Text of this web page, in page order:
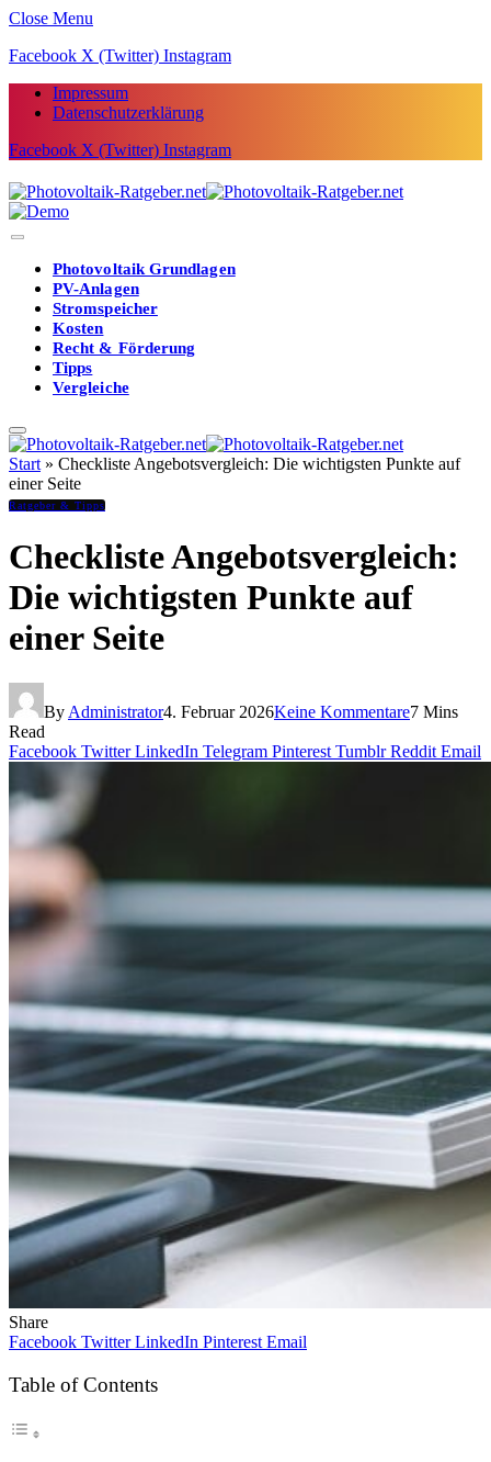
Close Menu
Facebook X (Twitter) Instagram
Impressum
Datenschutzerklärung
Facebook X (Twitter) Instagram
Photovoltaik Grundlagen
PV-Anlagen
Stromspeicher
Kosten
Recht & Förderung
Tipps
Vergleiche
Start » Checkliste Angebotsvergleich: Die wichtigsten Punkte auf
einer Seite
Ratgeber & Tipps
Checkliste Angebotsvergleich:
Die wichtigsten Punkte auf
einer Seite
By Administrator4. Februar 2026Keine Kommentare7 Mins
Read
Facebook Twitter LinkedIn Telegram Pinterest Tumblr Reddit Email
Share
Facebook Twitter LinkedIn Pinterest Email
Table of Contents